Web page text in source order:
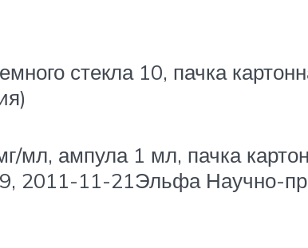
стекла 10, пачка
мл, ампула 1 мл, пачка
2011-11-21Эльфа Научно-